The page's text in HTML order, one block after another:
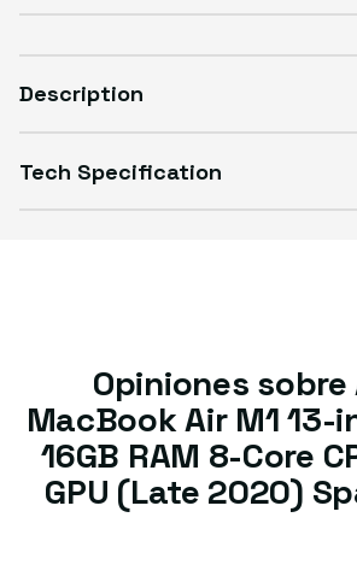
Description
Tech Specification
Opiniones
MacBook Air M1 13-
16GB RAM 8-Core
GPU (Late 2020)